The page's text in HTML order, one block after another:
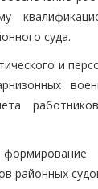
суда.
и
районных